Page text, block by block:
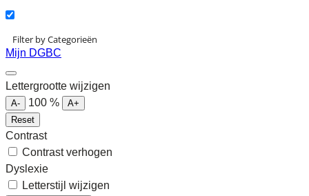
Filter by Categorieën
Mijn DGBC
Lettergrootte wijzigen
A- 100 %
A+
Reset
Contrast
Contrast verhogen
Dyslexie
Letterstijl wijzigen